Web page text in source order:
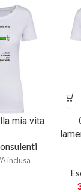
mia vita
inclusa